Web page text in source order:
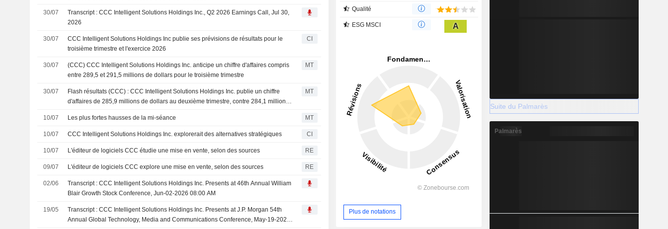
30/07
Transcript : CCC Intelligent Solutions Holdings Inc., Q2 2026 Earnings Call, Jul 30,
2026
30/07
CCC Intelligent Solutions Holdings Inc publie ses prévisions de résultats pour le
troisième trimestre et l'exercice 2026
CI
30/07
(CCC) CCC Intelligent Solutions Holdings Inc. anticipe un chiffre d'affaires compris
entre 289,5 et 291,5 millions de dollars pour le troisième trimestre
MT
30/07
Flash résultats (CCC) : CCC Intelligent Solutions Holdings Inc. publie un chiffre
d'affaires de 285,9 millions de dollars au deuxième trimestre, contre 284,1 millions
MT
10/07 Les plus fortes hausses de la mi-séance MT
10/07 CCC Intelligent Solutions Holdings Inc. explorerait des alternatives stratégiques CI
10/07 L'éditeur de logiciels CCC étudie une mise en vente, selon des sources RE
09/07 L'éditeur de logiciels CCC explore une mise en vente, selon des sources RE
02/06
Transcript : CCC Intelligent Solutions Holdings Inc. Presents at 46th Annual William
Blair Growth Stock Conference, Jun-02-2026 08:00 AM
19/05
Transcript : CCC Intelligent Solutions Holdings Inc. Presents at J.P. Morgan 54th
Annual Global Technology, Media and Communications Conference, May-19-2026
Qualité
ESG MSCI A
Plus de notations
Suite du Palmarès
Palmarès